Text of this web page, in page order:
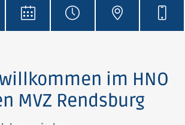
im HNO
MVZ Rendsburg